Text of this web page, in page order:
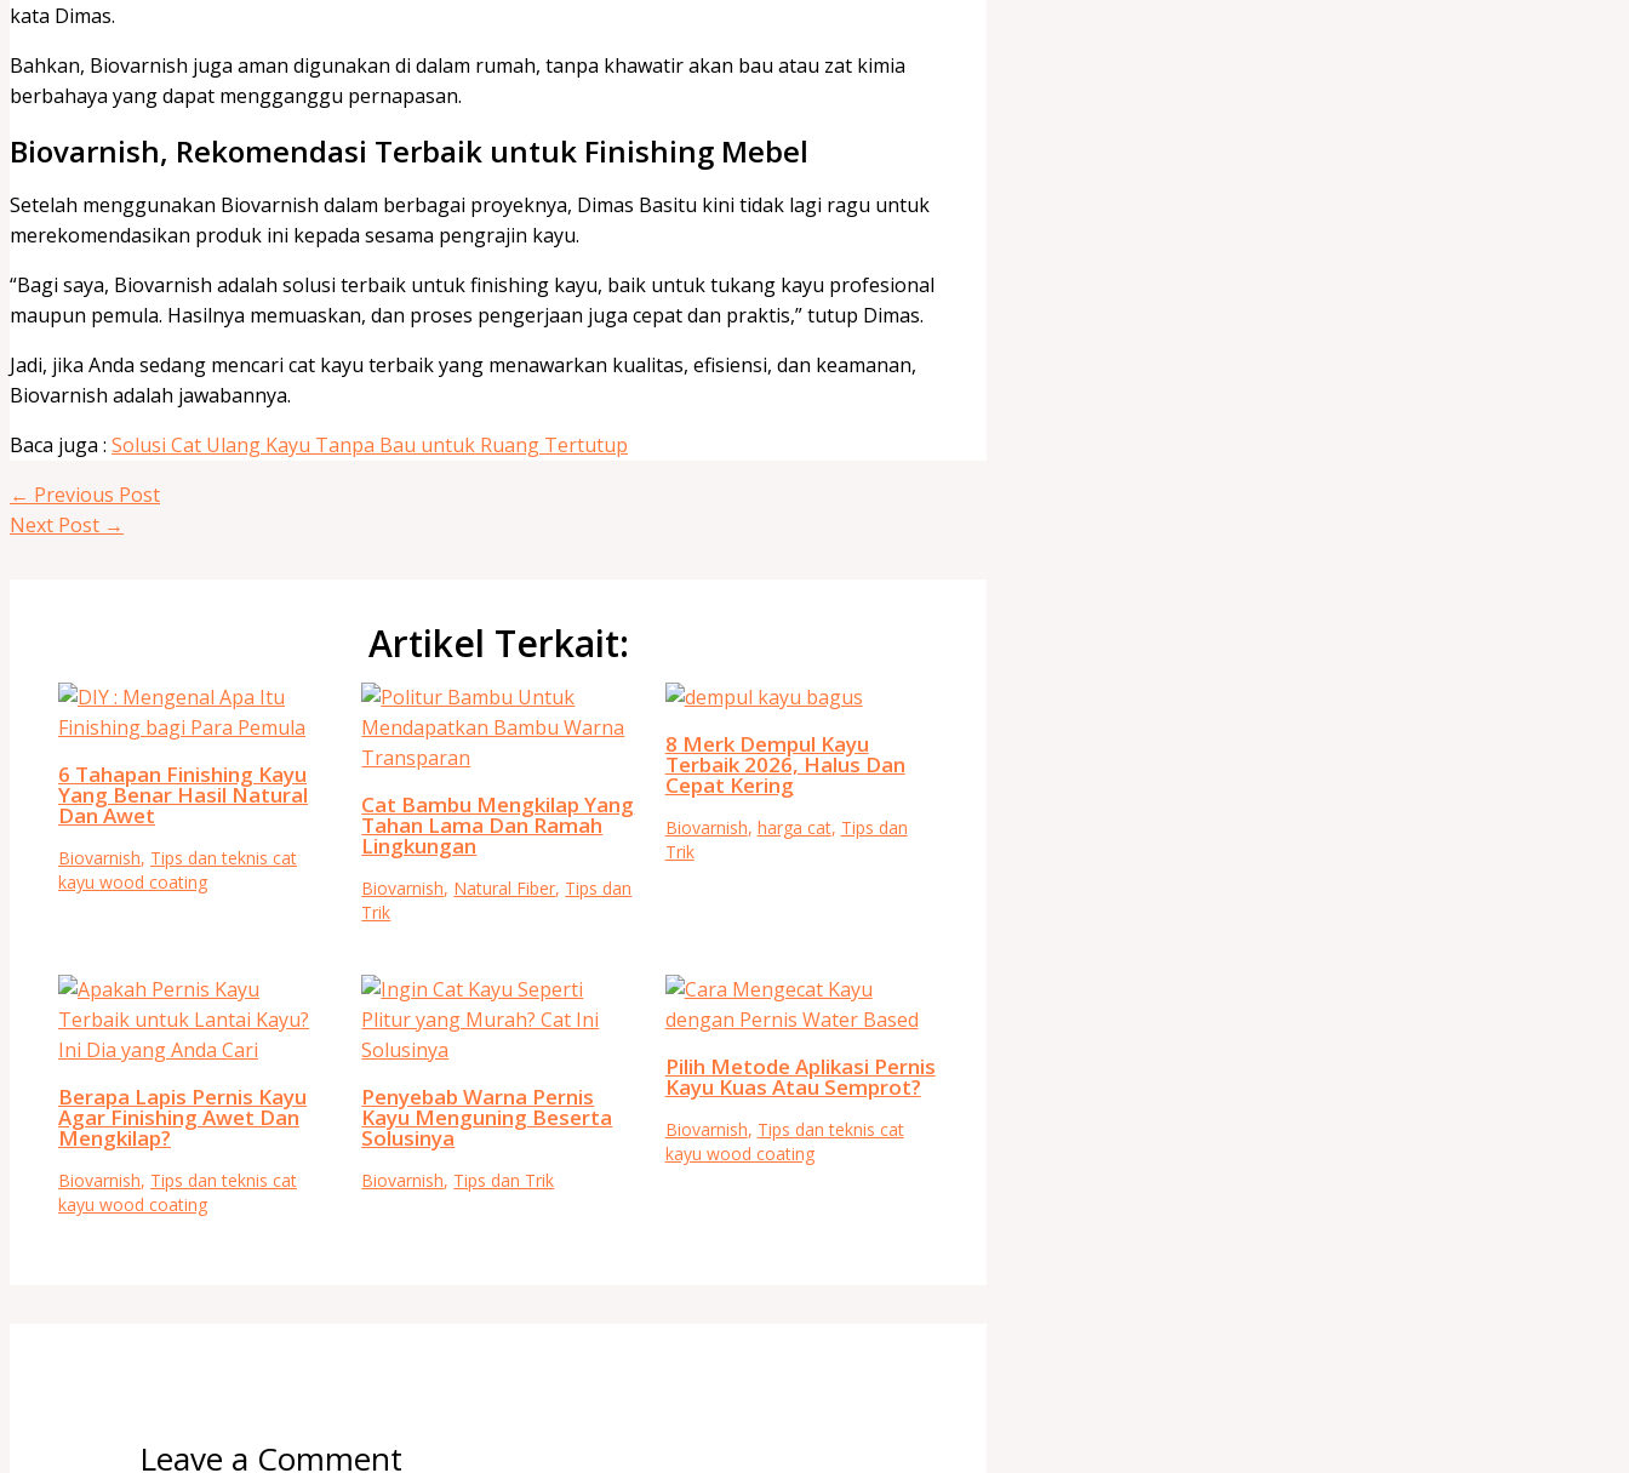
kata Dimas.
Bahkan, Biovarnish juga aman digunakan di dalam rumah, tanpa khawatir akan bau atau zat kimia
berbahaya yang dapat mengganggu pernapasan.
Biovarnish, Rekomendasi Terbaik untuk Finishing Mebel
Setelah menggunakan Biovarnish dalam berbagai proyeknya, Dimas Basitu kini tidak lagi ragu untuk
merekomendasikan produk ini kepada sesama pengrajin kayu.
“Bagi saya, Biovarnish adalah solusi terbaik untuk finishing kayu, baik untuk tukang kayu profesional
maupun pemula. Hasilnya memuaskan, dan proses pengerjaan juga cepat dan praktis,” tutup Dimas.
Jadi, jika Anda sedang mencari cat kayu terbaik yang menawarkan kualitas, efisiensi, dan keamanan,
Biovarnish adalah jawabannya.
Baca juga : Solusi Cat Ulang Kayu Tanpa Bau untuk Ruang Tertutup
← Previous Post
Next Post →
Artikel Terkait:
6 Tahapan Finishing Kayu
Yang Benar Hasil Natural
Dan Awet
Biovarnish, Tips dan teknis cat
kayu wood coating
Cat Bambu Mengkilap Yang
Tahan Lama Dan Ramah
Lingkungan
Biovarnish, Natural Fiber, Tips dan
Trik
8 Merk Dempul Kayu
Terbaik 2026, Halus Dan
Cepat Kering
Biovarnish, harga cat, Tips dan
Trik
Berapa Lapis Pernis Kayu
Agar Finishing Awet Dan
Mengkilap?
Biovarnish, Tips dan teknis cat
kayu wood coating
Penyebab Warna Pernis
Kayu Menguning Beserta
Solusinya
Biovarnish, Tips dan Trik
Pilih Metode Aplikasi Pernis
Kayu Kuas Atau Semprot?
Biovarnish, Tips dan teknis cat
kayu wood coating
Leave a Comment